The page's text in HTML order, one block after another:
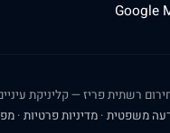
·מדיניות פרטיות·מפת האתר